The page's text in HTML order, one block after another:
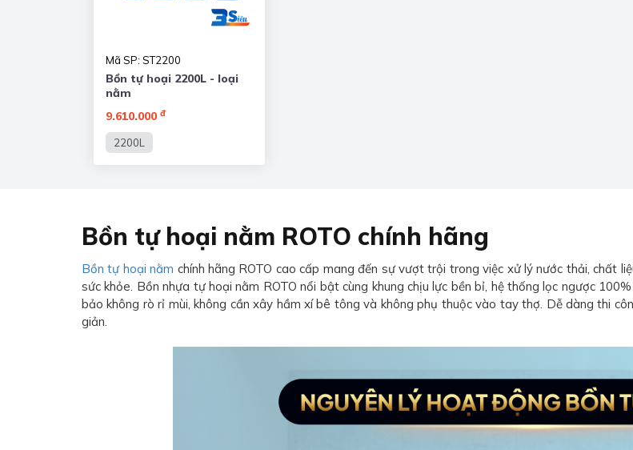
Mã SP: ST2200
Bồn tự hoại 2200L - loại
nằm
9.610.000 đ
2200L
Bồn tự hoại nằm ROTO chính hãng
Bồn tự hoại nằm chính hãng ROTO cao cấp mang đến sự vượt trội trong việc xử lý nước thải, chất
sức khỏe. Bồn nhựa tự hoại nằm ROTO nổi bật cùng khung chịu lực bền bỉ, hệ thống lọc ngược
bảo không rò rỉ mùi, không cần xây hầm xí bê tông và không phụ thuộc vào tay thợ. Dễ dàng thi
giản.